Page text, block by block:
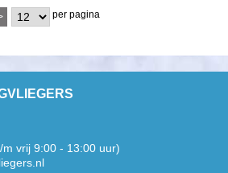
per pagina
vrij 9:00 - 13:00 uur)